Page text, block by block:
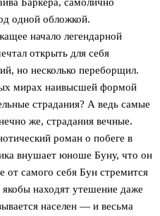
Баркера, самолично
одной обложкой.
начало легендарной
открыть для себя
но несколько переборщил.
мирах наивысшей формой
страдания? А ведь самые
же, страдания вечные.
роман о побеге в
внушает юноше Буну, что он
самого себя Бун стремится
якобы находят утешение даже
населен — и весьма